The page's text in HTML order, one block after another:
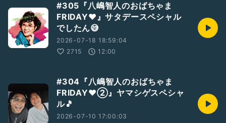
#305『八嶋智人のおばちゃま
FRIDAY❤️』サタデースペシャル
でしたん😅
2026-07-18 18:59:04
2715
12:00
#304『八嶋智人のおばちゃま
FRIDAY❤②』ヤマシゲスペシャ
ル🎵
2026-07-10 17:00:03